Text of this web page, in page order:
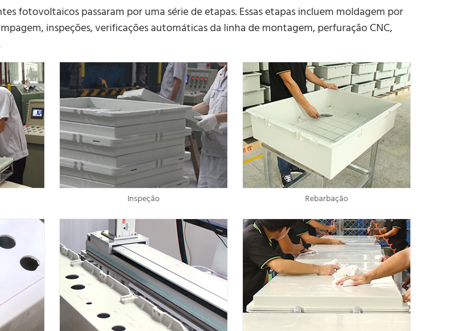
fotovoltaicos passaram por uma série de etapas. Essas etapas incluem moldagem por
inspeções, verificações automáticas da linha de montagem, perfuração CNC,
Inspeção Rebarbação